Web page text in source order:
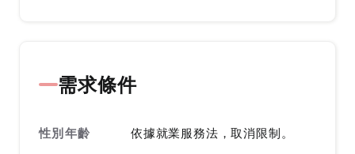
需求條件
性別年齡 依據就業服務法，取消限制。